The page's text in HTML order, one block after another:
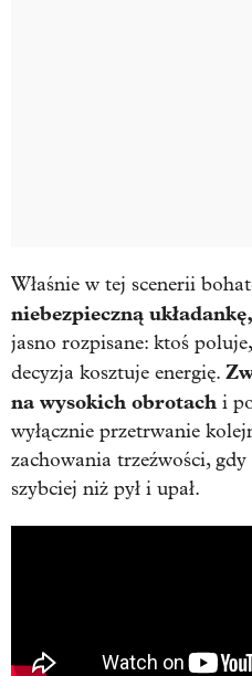
Właśnie w tej scenerii
niebezpieczną układankę,
jasno rozpisane: ktoś
decyzja kosztuje energię.
na wysokich obrotach i
wyłącznie przetrwanie
zachowania trzeźwości,
szybciej niż pył i upał.